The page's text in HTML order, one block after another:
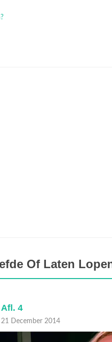
Of Laten
Afl. 4
21 December 2014